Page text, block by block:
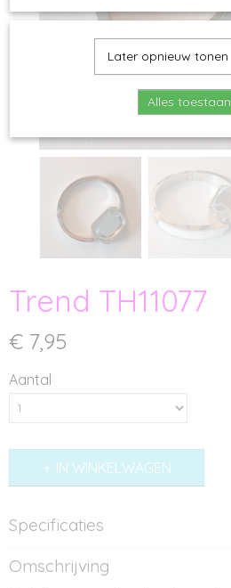
Trend TH11077
€ 7,95
Aantal
IN WINKELWAGEN
Specificaties
Productcode
TH11077
Omschrijving
Later opnieuw tonen
Alles toestaan